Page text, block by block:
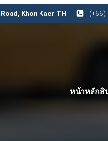
Khon Kaen TH (+66)
หน้าหลักสิ